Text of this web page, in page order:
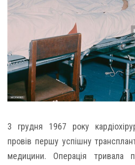
3 грудня 1967 року
провів першу успішну
медицини. Операція тривала